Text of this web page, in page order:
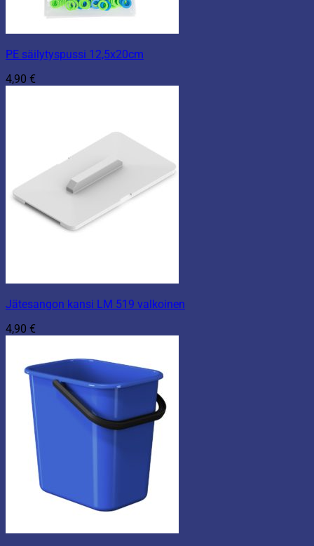
PE säilytyspussi 12,5x20cm
4,90 €
Jätesangon kansi LM 519 valkoinen
4,90 €